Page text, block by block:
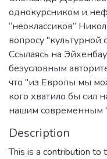
однокурсником и
“неоклассиков”
вопросу
Ссылаясь на
безусловным
что "из Европы мы
кого хватило бы сил
нашим современным
Description
This is a contribution to